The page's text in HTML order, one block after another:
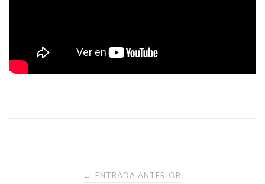
Navegación
← ENTRADA ANTERIOR